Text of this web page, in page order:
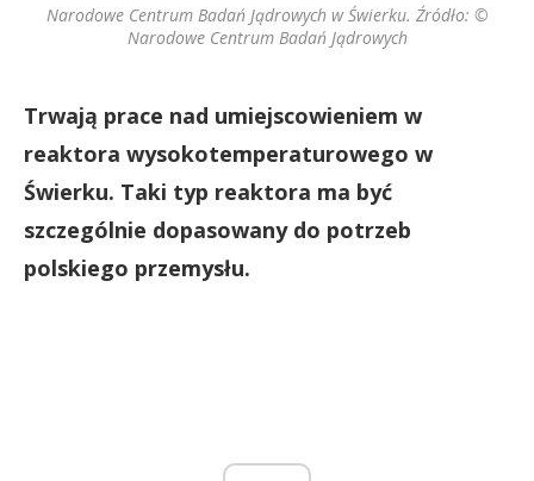
Narodowe Centrum Badań Jądrowych w Świerku. Źródło: ©
Narodowe Centrum Badań Jądrowych
Trwają prace nad umiejscowieniem w
reaktora wysokotemperaturowego w
Świerku. Taki typ reaktora ma być
szczególnie dopasowany do potrzeb
polskiego przemysłu.